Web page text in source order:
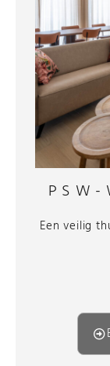
PSW-
Een veilig